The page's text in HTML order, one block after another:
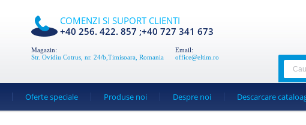
COMENZI SI SUPORT CLIENTI
+40 256. 422. 857 ;+40 727 341 673
Magazin:
Str. Ovidiu Cotrus, nr. 24/b,Timisoara, Romania
Email:
office@eltim.ro
Oferte speciale Produse noi Despre noi Descarcare